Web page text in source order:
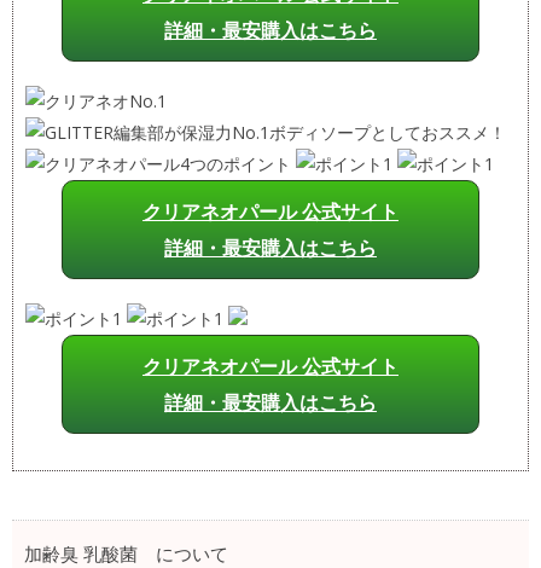
詳細・最安購入はこちら
クリアネオパール 公式サイト
詳細・最安購入はこちら
クリアネオパール 公式サイト
詳細・最安購入はこちら
加齢臭 乳酸菌 について